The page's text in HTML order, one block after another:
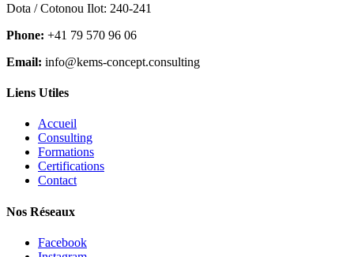
Dota / Cotonou Ilot: 240-241
Phone: +41 79 570 96 06
Email: info@kems-concept.consulting
Liens Utiles
Accueil
Consulting
Formations
Certifications
Contact
Nos Réseaux
Facebook